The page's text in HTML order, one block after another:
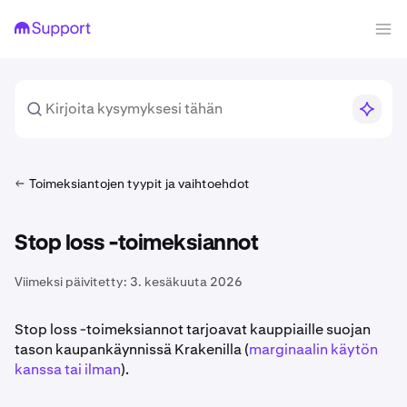
Toimeksiantojen tyypit ja vaihtoehdot
Stop loss -toimeksiannot
Viimeksi päivitetty: 3. kesäkuuta 2026
Stop loss -toimeksiannot tarjoavat kauppiaille suojan
tason kaupankäynnissä Krakenilla (marginaalin käytön
kanssa tai ilman).